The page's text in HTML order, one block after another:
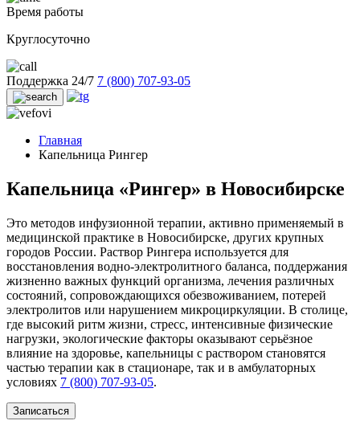
Время работы
Круглосуточно
Поддержка 24/7 7 (800) 707-93-05
Главная
Капельница Рингер
Капельница «Рингер» в Новосибирске
Это методов инфузионной терапии, активно применяемый в
медицинской практике в Новосибирске, других крупных
городов России. Раствор Рингера используется для
восстановления водно-электролитного баланса, поддержания
жизненно важных функций организма, лечения различных
состояний, сопровождающихся обезвоживанием, потерей
электролитов или нарушением микроциркуляции. В столице,
где высокий ритм жизни, стресс, интенсивные физические
нагрузки, экологические факторы оказывают серьёзное
влияние на здоровье, капельницы с раствором становятся
частью терапии как в стационаре, так и в амбулаторных
условиях 7 (800) 707-93-05.
Записаться